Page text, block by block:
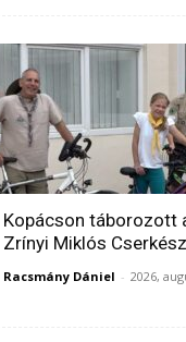
Kopácson táborozott
Zrínyi Miklós
Racsmány Dániel - 2026,